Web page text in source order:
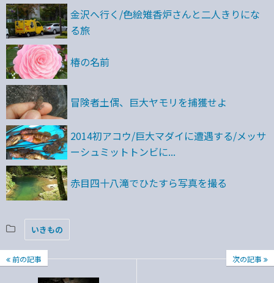
金沢へ行く/色絵雉香炉さんと二人きりにな
る旅
椿の名前
冒険者土偶、巨大ヤモリを捕獲せよ
2014初アコウ/巨大マダイに遭遇する/メッサ
ーシュミットトンビに...
赤目四十八滝でひたすら写真を撮る
いきもの
前の記事 次の記事